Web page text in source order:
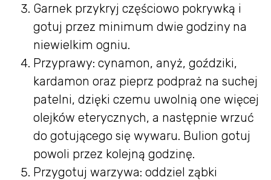
Garnek przykryj częściowo pokrywką i
gotuj przez minimum dwie godziny na
niewielkim ogniu.
Przyprawy: cynamon, anyż, goździki,
kardamon oraz pieprz podpraż na suchej
patelni, dzięki czemu uwolnią one więcej
olejków eterycznych, a następnie wrzuć
do gotującego się wywaru. Bulion gotuj
powoli przez kolejną godzinę.
Przygotuj warzywa: oddziel ząbki